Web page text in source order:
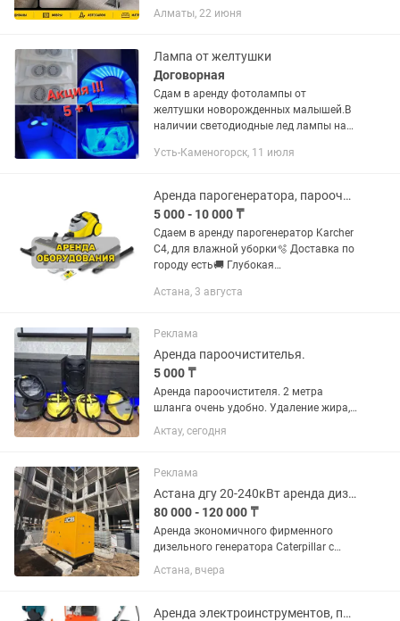
на сутки и почистите всё сами!
Алматы, 22 июня
Лампа от желтушки
Договорная
Сдам в аренду фотолампы от
желтушки новорожденных малышей.В
наличии светодиодные лед лампы на
эффект от лечения! Также есть лампы
Усть-Каменогорск, 11 июля
Аренда парогенератора, пароочиститель, робот мойщик окон
5 000 - 10 000 ₸
Сдаем в аренду парогенератор Karcher
C4, для влажной уборки🫧 Доставка по
городу есть🚚 Глубокая
загрязнения, включая жир, грязь,
Астана, 3 августа
Реклама
Аренда пароочистителья.
5 000 ₸
Аренда пароочистителя. 2 метра
шланга очень удобно. Удаление жира,
плесени, бактерии, засохшей грязи.
Удаляет без всякой химии. Сутки
города бесплатно.
Актау, сегодня
Реклама
Астана дгу 20-240кВт аренда дизельный генератор электростанция
80 000 - 120 000 ₸
Аренда экономичного фирменного
дизельного генератора Caterpillar с
двигателем CAT C7 мощность
165ква/130 кВт. 3 фазы 380-220V
распределительным ящиком для...
Астана, вчера
Аренда электроинструментов, прокат инструментов